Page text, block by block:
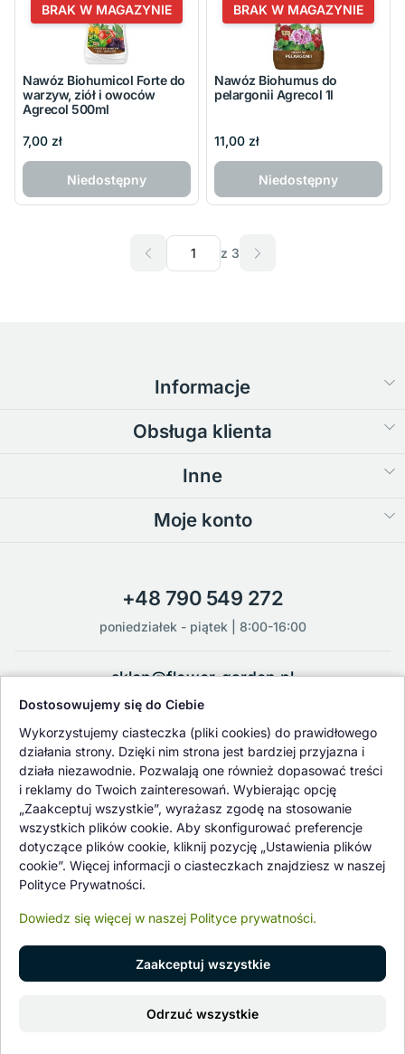
BRAK W MAGAZYNIE
Nawóz Biohumicol Forte do
warzyw, ziół i owoców
Agrecol 500ml
7,00 zł
Niedostępny
BRAK W MAGAZYNIE
Nawóz Biohumus do
pelargonii Agrecol 1l
11,00 zł
Niedostępny
z 3
Informacje
Obsługa klienta
Inne
Moje konto
+48 790 549 272
poniedziałek - piątek | 8:00-16:00
sklep@flower-garden.pl
Oferowane przez nas rośliny i nasiona podlegają regularnej ścisłej
kontroli jakości oraz kontroli zdrowotnej przeprowadzanej przez
wykwalifikowane osoby z Państwowej Inspekcji Ochrony Roślin i
Nasiennictwa.
© 1997 - 2026 flower-garden.pl | Wszelkie prawa zastrzeżone.
Dostosowujemy się do Ciebie
Wykorzystujemy ciasteczka (pliki cookies) do prawidłowego
działania strony. Dzięki nim strona jest bardziej przyjazna i
działa niezawodnie. Pozwalają one również dopasować treści
i reklamy do Twoich zainteresowań. Wybierając opcję
„Zaakceptuj wszystkie”, wyrażasz zgodę na stosowanie
wszystkich plików cookie. Aby skonfigurować preferencje
dotyczące plików cookie, kliknij pozycję „Ustawienia plików
cookie”. Więcej informacji o ciasteczkach znajdziesz w naszej
Polityce Prywatności.
Dowiedz się więcej w naszej Polityce prywatności.
Zaakceptuj wszystkie
Odrzuć wszystkie